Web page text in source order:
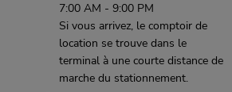
7:00 AM - 9:00 PM
Si vous arrivez, le comptoir de
location se trouve dans le
terminal à une courte distance de
marche du stationnement.